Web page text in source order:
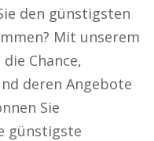
den günstigsten
Mit unserem
Chance,
deren Angebote
Sie
günstigste